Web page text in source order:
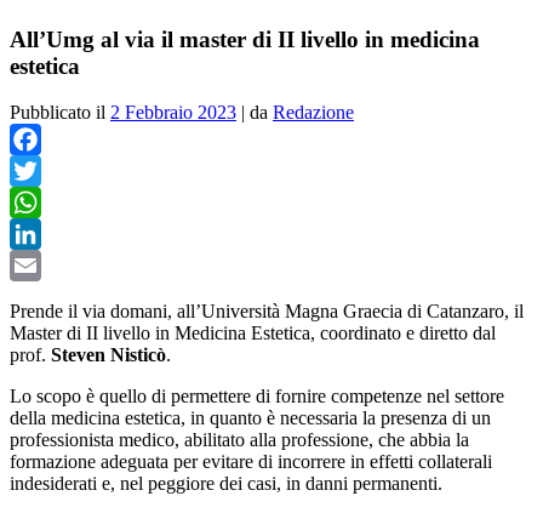
All’Umg al via il master di II livello in medicina
estetica
Pubblicato il 2 Febbraio 2023 | da Redazione
Facebook
Twitter
WhatsApp
LinkedIn
Prende il via domani, all’Università Magna Graecia di Catanzaro, il
Master di II livello in Medicina Estetica, coordinato e diretto dal
prof. Steven Nisticò.
Lo scopo è quello di permettere di fornire competenze nel settore
della medicina estetica, in quanto è necessaria la presenza di un
professionista medico, abilitato alla professione, che abbia la
formazione adeguata per evitare di incorrere in effetti collaterali
indesiderati e, nel peggiore dei casi, in danni permanenti.